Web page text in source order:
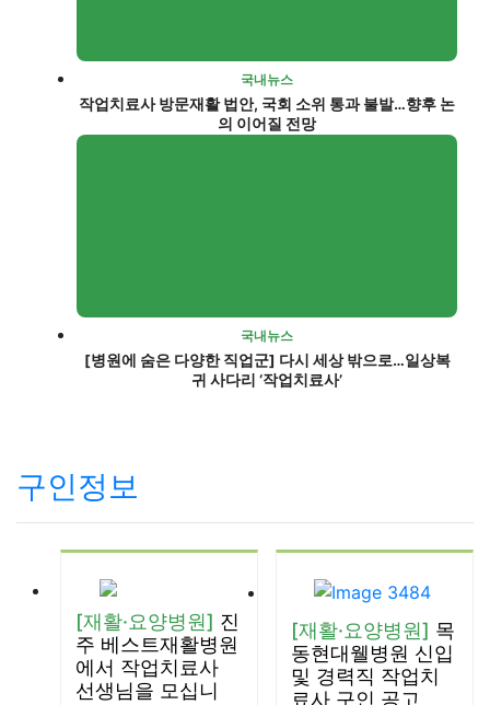
국내뉴스
작업치료사 방문재활 법안, 국회 소위 통과 불발…향후 논
의 이어질 전망
국내뉴스
[병원에 숨은 다양한 직업군] 다시 세상 밖으로…일상복
귀 사다리 ‘작업치료사’
구인정보
[재활·요양병원] 진
주 베스트재활병원
에서 작업치료사
선생님을 모십니
[재활·요양병원] 목
동현대웰병원 신입
및 경력직 작업치
료사 구인 공고